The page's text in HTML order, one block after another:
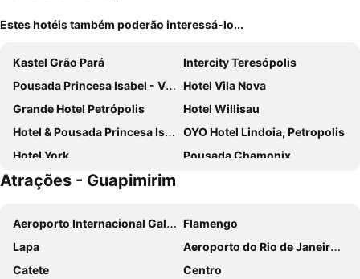
Estes hotéis também poderão interessá-lo...
Kastel Grão Pará
Intercity Teresópolis
Pousada Princesa Isabel - Visconde
Hotel Vila Nova
Grande Hotel Petrópolis
Hotel Willisau
Hotel & Pousada Princesa Isabel Rua Teresa
OYO Hotel Lindoia, Petropolis
Hotel York
Pousada Chamonix
Athos Hotel
Casa Marambaia Hotel
Pousada Le Siramat
Hotel Bel Air
Pousada Golf Village
Vintage Pousada Hostel
Pousada Solar Teresa
Atrações - Guapimirim
Aeroporto Internacional Galeão - Antônio Carlos Jobim
Flamengo
Lapa
Aeroporto do Rio de Janeiro - Santos Dumont
Catete
Centro